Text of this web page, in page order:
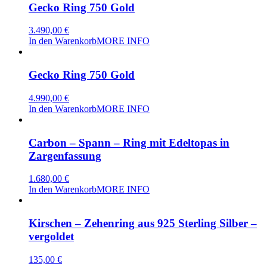
Gecko Ring 750 Gold
3.490,00 €
In den WarenkorbMORE INFO
Gecko Ring 750 Gold
4.990,00 €
In den WarenkorbMORE INFO
Carbon – Spann – Ring mit Edeltopas in
Zargenfassung
1.680,00 €
In den WarenkorbMORE INFO
Kirschen – Zehenring aus 925 Sterling Silber –
vergoldet
135,00 €